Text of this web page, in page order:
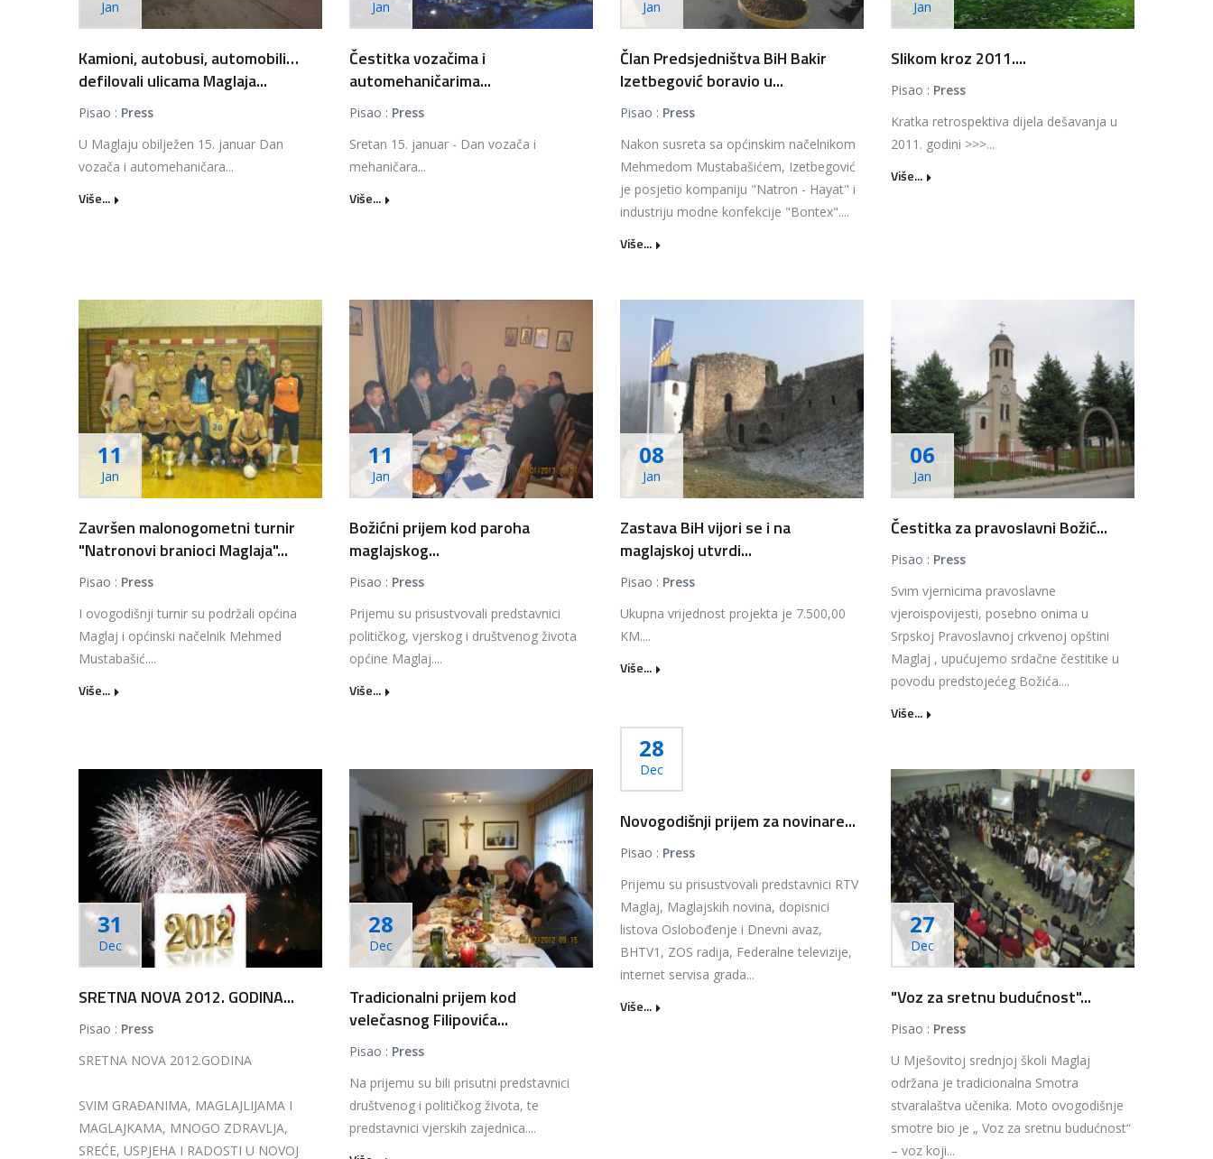
Jan
Kamioni, autobusi, automobili…
defilovali ulicama Maglaja...
Pisao : Press
U Maglaju obilježen 15. januar Dan
vozača i automehaničara...
Više...
Jan
Čestitka vozačima i
automehaničarima...
Pisao : Press
Sretan 15. januar - Dan vozača i
mehaničara...
Više...
Jan
Član Predsjedništva BiH Bakir
Izetbegović boravio u...
Pisao : Press
Nakon susreta sa općinskim načelnikom
Mehmedom Mustabašićem, Izetbegović
je posjetio kompaniju "Natron - Hayat" i
industriju modne konfekcije "Bontex"....
Više...
Jan
Slikom kroz 2011....
Pisao : Press
Kratka retrospektiva dijela dešavanja u
2011. godini >>>...
Više...
11
Jan
Završen malonogometni turnir
"Natronovi branioci Maglaja"...
Pisao : Press
I ovogodišnji turnir su podržali općina
Maglaj i općinski načelnik Mehmed
Mustabašić....
Više...
11
Jan
Božićni prijem kod paroha
maglajskog...
Pisao : Press
Prijemu su prisustvovali predstavnici
političkog, vjerskog i društvenog života
općine Maglaj....
Više...
08
Jan
Zastava BiH vijori se i na
maglajskoj utvrdi...
Pisao : Press
Ukupna vrijednost projekta je 7.500,00
KM....
Više...
06
Jan
Čestitka za pravoslavni Božić...
Pisao : Press
Svim vjernicima pravoslavne
vjeroispovijesti, posebno onima u
Srpskoj Pravoslavnoj crkvenoj opštini
Maglaj , upućujemo srdačne čestitike u
povodu predstojećeg Božića....
Više...
31
Dec
SRETNA NOVA 2012. GODINA...
Pisao : Press
SRETNA NOVA 2012.GODINA
SVIM GRAĐANIMA, MAGLAJLIJAMA I
MAGLAJKAMA, MNOGO ZDRAVLJA,
SREĆE, USPJEHA I RADOSTI U NOVOJ
28
Dec
Tradicionalni prijem kod
velečasnog Filipovića...
Pisao : Press
Na prijemu su bili prisutni predstavnici
društvenog i političkog života, te
predstavnici vjerskih zajednica....
28
Dec
Novogodišnji prijem za novinare...
Pisao : Press
Prijemu su prisustvovali predstavnici RTV
Maglaj, Maglajskih novina, dopisnici
listova Oslobođenje i Dnevni avaz,
BHTV1, ZOS radija, Federalne televizije,
internet servisa grada...
Više...
27
Dec
"Voz za sretnu budućnost"...
Pisao : Press
U Mješovitoj srednjoj školi Maglaj
održana je tradicionalna Smotra
stvaralaštva učenika. Moto ovogodišnje
smotre bio je „ Voz za sretnu budućnost“
– voz koji...